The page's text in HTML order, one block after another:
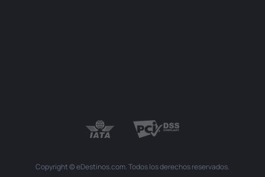
Copyright © eDestinos.com. Todos los derechos reservados.